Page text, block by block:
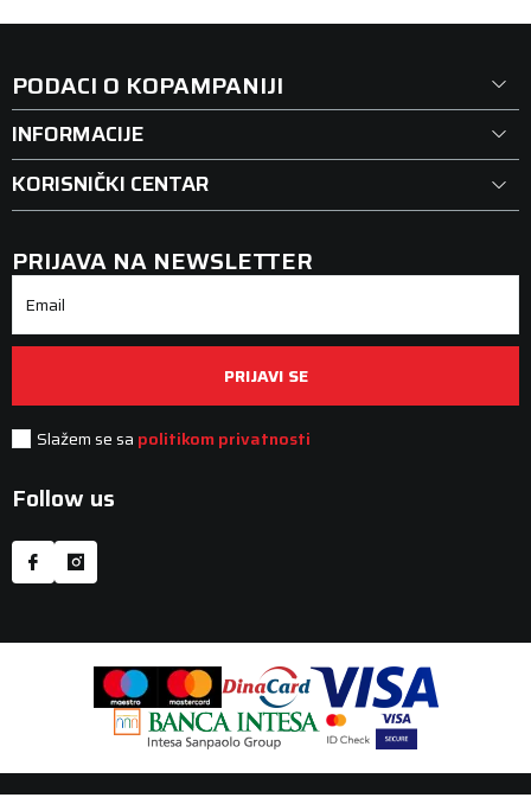
PODACI O KOPAMPANIJI
INFORMACIJE
KORISNIČKI CENTAR
PRIJAVA NA NEWSLETTER
Email
PRIJAVI SE
Slažem se sa politikom privatnosti
Follow us